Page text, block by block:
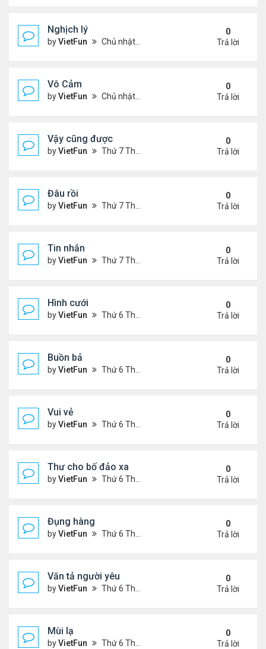
Nghịch lý
byVietFun Chủ nhật Tháng 11 07, 2021 9:39 pm
0
Trả lời
Vô Cảm
byVietFun Chủ nhật Tháng 11 07, 2021 8:01 pm
0
Trả lời
Vậy cũng được
byVietFun Thứ 7 Tháng 11 06, 2021 2:38 pm
0
Trả lời
Đâu rồi
byVietFun Thứ 7 Tháng 11 06, 2021 2:36 pm
0
Trả lời
Tin nhắn
byVietFun Thứ 7 Tháng 11 06, 2021 9:42 am
0
Trả lời
Hình cưới
byVietFun Thứ 6 Tháng 11 05, 2021 3:15 pm
0
Trả lời
Buồn bả
byVietFun Thứ 6 Tháng 11 05, 2021 3:12 pm
0
Trả lời
Vui vẻ
byVietFun Thứ 6 Tháng 11 05, 2021 3:07 pm
0
Trả lời
Thư cho bố đảo xa
byVietFun Thứ 6 Tháng 11 05, 2021 3:06 pm
0
Trả lời
Đụng hàng
byVietFun Thứ 6 Tháng 11 05, 2021 3:02 pm
0
Trả lời
Văn tả người yêu
byVietFun Thứ 6 Tháng 11 05, 2021 2:49 pm
0
Trả lời
Mùi lạ
byVietFun Thứ 6 Tháng 11 05, 2021 2:42 pm
0
Trả lời